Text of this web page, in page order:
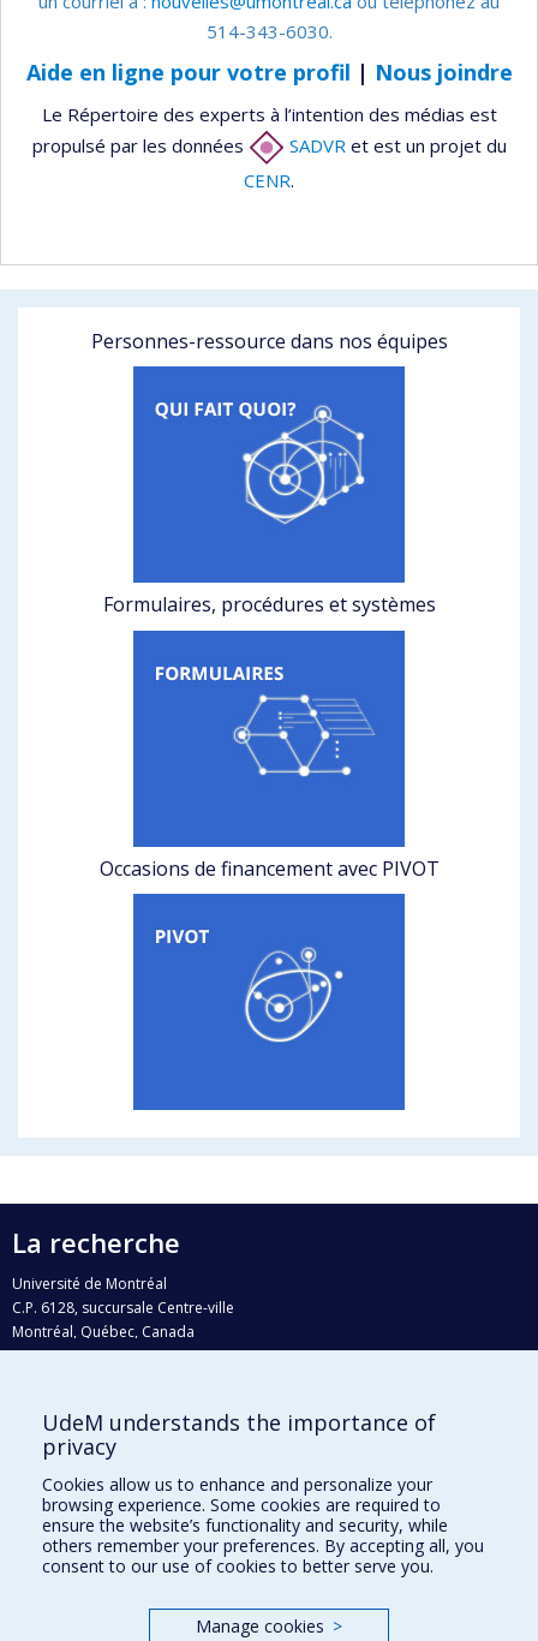
514-343-6030.
Aide en ligne pour votre profil | Nous joindre
Le Répertoire des experts à l’intention des médias est
propulsé par les données
SADVR et est un projet du
CENR.
Personnes-ressource dans nos équipes
Formulaires, procédures et systèmes
Occasions de financement avec PIVOT
La recherche
Université de Montréal
C.P. 6128, succursale Centre-ville
Montréal, Québec, Canada
H3C 3J7
Qui fait quoi?
Nous trouver
Plan du site
Accessibilité
UdeM understands the importance of
privacy
Cookies allow us to enhance and personalize your
browsing experience. Some cookies are required to
ensure the website’s functionality and security, while
others remember your preferences. By accepting all, you
consent to our use of cookies to better serve you.
Manage cookies >